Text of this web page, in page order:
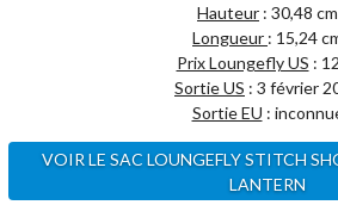
Hauteur : 30,48 cm
Longueur : 15,24
Prix Loungefly US :
Sortie US : 3 février
Sortie EU :
VOIR LE SAC LOUNGEFLY STITCH
LANTERN